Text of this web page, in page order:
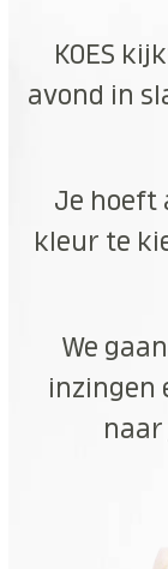
KOES
avond in
Je hoeft
kleur te
We
inzingen